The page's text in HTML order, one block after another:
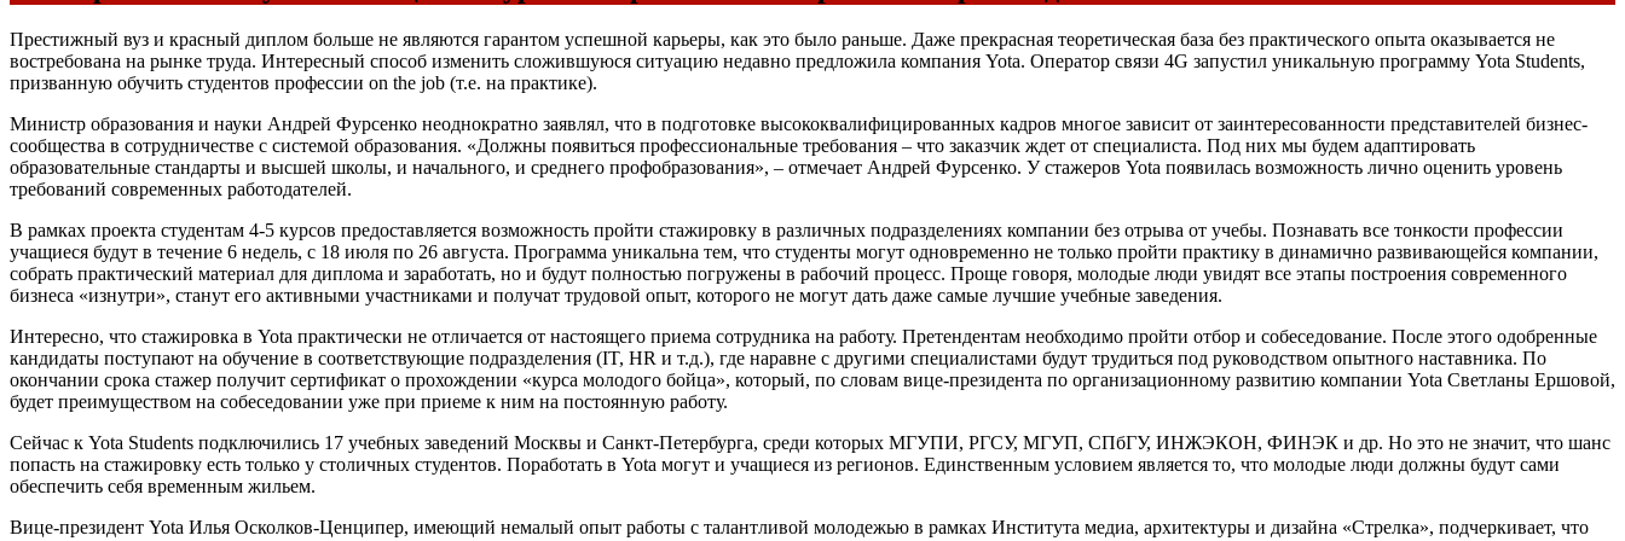
Престижный вуз и красный диплом больше не являются гарантом успешной карьеры, как это было раньше. Даже прекрасная теоретическая база без практического опыта оказывается не
востребована на рынке труда. Интересный способ изменить сложившуюся ситуацию недавно предложила компания Yota. Оператор связи 4G запустил уникальную программу Yota Students,
призванную обучить студентов профессии on the job (т.е. на практике).
Министр образования и науки Андрей Фурсенко неоднократно заявлял, что в подготовке высококвалифицированных кадров многое зависит от заинтересованности представителей бизнес-
сообщества в сотрудничестве с системой образования. «Должны появиться профессиональные требования – что заказчик ждет от специалиста. Под них мы будем адаптировать
образовательные стандарты и высшей школы, и начального, и среднего профобразования», – отмечает Андрей Фурсенко. У стажеров Yota появилась возможность лично оценить уровень
требований современных работодателей.
В рамках проекта студентам 4-5 курсов предоставляется возможность пройти стажировку в различных подразделениях компании без отрыва от учебы. Познавать все тонкости профессии
учащиеся будут в течение 6 недель, с 18 июля по 26 августа. Программа уникальна тем, что студенты могут одновременно не только пройти практику в динамично развивающейся компании,
собрать практический материал для диплома и заработать, но и будут полностью погружены в рабочий процесс. Проще говоря, молодые люди увидят все этапы построения современного
бизнеса «изнутри», станут его активными участниками и получат трудовой опыт, которого не могут дать даже самые лучшие учебные заведения.
Интересно, что стажировка в Yota практически не отличается от настоящего приема сотрудника на работу. Претендентам необходимо пройти отбор и собеседование. После этого одобренные
кандидаты поступают на обучение в соответствующие подразделения (IT, HR и т.д.), где наравне с другими специалистами будут трудиться под руководством опытного наставника. По
окончании срока стажер получит сертификат о прохождении «курса молодого бойца», который, по словам вице-президента по организационному развитию компании Yota Светланы Ершовой,
будет преимуществом на собеседовании уже при приеме к ним на постоянную работу.
Сейчас к Yota Students подключились 17 учебных заведений Москвы и Санкт-Петербурга, среди которых МГУПИ, РГСУ, МГУП, СПбГУ, ИНЖЭКОН, ФИНЭК и др. Но это не значит, что шанс
попасть на стажировку есть только у столичных студентов. Поработать в Yota могут и учащиеся из регионов. Единственным условием является то, что молодые люди должны будут сами
обеспечить себя временным жильем.
Вице-президент Yota Илья Осколков-Ценципер, имеющий немалый опыт работы с талантливой молодежью в рамках Института медиа, архитектуры и дизайна «Стрелка», подчеркивает, что